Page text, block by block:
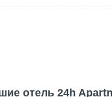
отель 24h